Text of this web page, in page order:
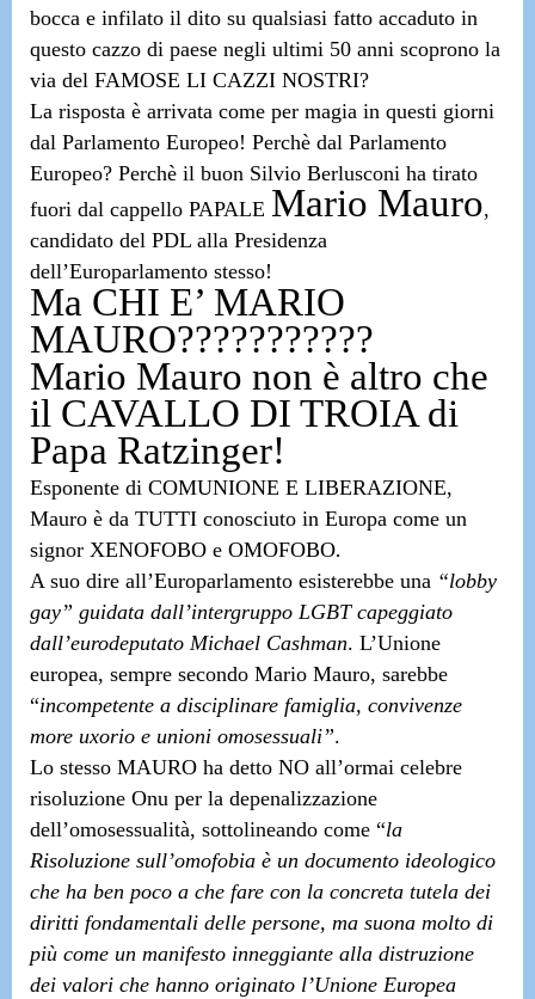
bocca e infilato il dito su qualsiasi fatto accaduto in
questo cazzo di paese negli ultimi 50 anni scoprono la
via del FAMOSE LI CAZZI NOSTRI?
La risposta è arrivata come per magia in questi giorni
dal Parlamento Europeo! Perchè dal Parlamento
Europeo? Perchè il buon Silvio Berlusconi ha tirato
fuori dal cappello PAPALE Mario Mauro,
candidato del PDL alla Presidenza
dell’Europarlamento stesso!
Ma CHI E’ MARIO
MAURO???????????
Mario Mauro non è altro che
il CAVALLO DI TROIA di
Papa Ratzinger!
Esponente di COMUNIONE E LIBERAZIONE,
Mauro è da TUTTI conosciuto in Europa come un
signor XENOFOBO e OMOFOBO.
A suo dire all’Europarlamento esisterebbe una “lobby
gay” guidata dall’intergruppo LGBT capeggiato
dall’eurodeputato Michael Cashman. L’Unione
europea, sempre secondo Mario Mauro, sarebbe
“incompetente a disciplinare famiglia, convivenze
more uxorio e unioni omosessuali”.
Lo stesso MAURO ha detto NO all’ormai celebre
risoluzione Onu per la depenalizzazione
dell’omosessualità, sottolineando come “la
Risoluzione sull’omofobia è un documento ideologico
che ha ben poco a che fare con la concreta tutela dei
diritti fondamentali delle persone, ma suona molto di
più come un manifesto inneggiante alla distruzione
dei valori che hanno originato l’Unione Europea